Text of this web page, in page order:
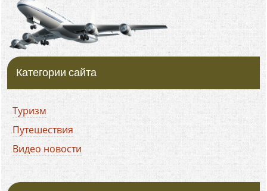
Категории сайта
Туризм
Путешествия
Видео новости